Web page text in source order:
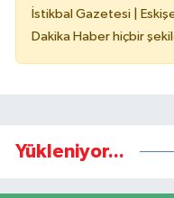
İstikbal Gazetesi |
Dakika Haber hiçbir
Yükleniyor...